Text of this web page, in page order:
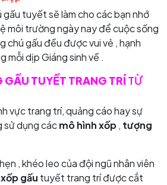
gấu tuyết sẽ làm cho các bạn nhớ
môi trường ngày nay để cuộc sống
chú gấu đều được vui vẻ , hạnh
mỗi dịp Giáng sinh về .
GẤU TUYẾT TRANG TRÍ TỪ
vực trang trí, quảng cáo hay sự
sử dụng cácmô hình xốp , tượng
, khéo leo của đội ngũ nhân viên
gấu tuyết trang trí được cắt